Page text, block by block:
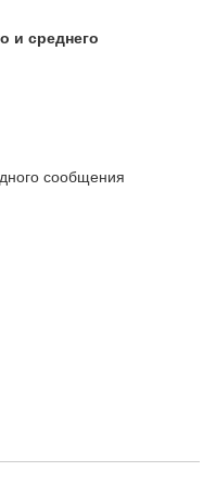
и среднего
сообщения